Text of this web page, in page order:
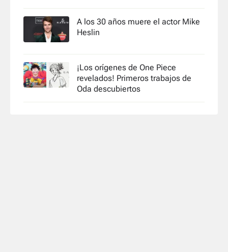
A los 30 años muere el actor Mike
Heslin
¡Los orígenes de One Piece
revelados! Primeros trabajos de
Oda descubiertos